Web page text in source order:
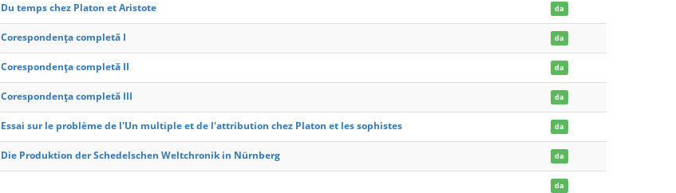
Du temps chez Platon et Aristote da
Corespondența completă I da
Corespondența completă II da
Corespondența completă III da
Essai sur le problème de l'Un multiple et de l'attribution chez Platon et les sophistes da
Die Produktion der Schedelschen Weltchronik in Nürnberg da
da